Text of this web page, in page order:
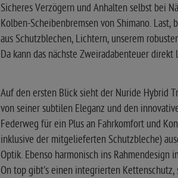
Sicheres Verzögern und Anhalten selbst bei
Kolben-Scheibenbremsen von Shimano.
aus Schutzblechen, Lichtern, unserem
Da kann das nächste Zweiradabenteuer direkt
Auf den ersten Blick sieht der Nuride Hybrid
von seiner subtilen Eleganz und den
Federweg für ein Plus an Fahrkomfort und
inklusive der mitgelieferten Schutzbleche)
Optik. Ebenso harmonisch ins
On top gibt's einen integrierten